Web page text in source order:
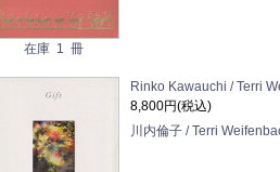
在庫 1 冊
Rinko Kawauchi / Terri
8,800円(税込)
川内倫子 / Terri